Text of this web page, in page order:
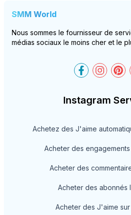
SMM World
Nous sommes le fournisseur de
médias sociaux le moins cher et le
SMM-
Instagram
Achetez des J'aime
Acheter des engagements
Acheter des
Acheter des abonnés
Acheter des J'aime sur